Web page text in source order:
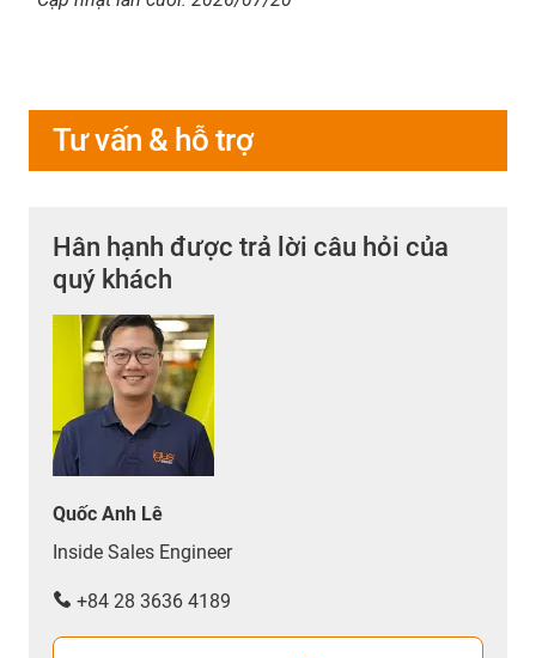
Tư vấn & hỗ trợ
Hân hạnh được trả lời câu hỏi của
quý khách
Quốc Anh Lê
Inside Sales Engineer
+84 28 3636 4189